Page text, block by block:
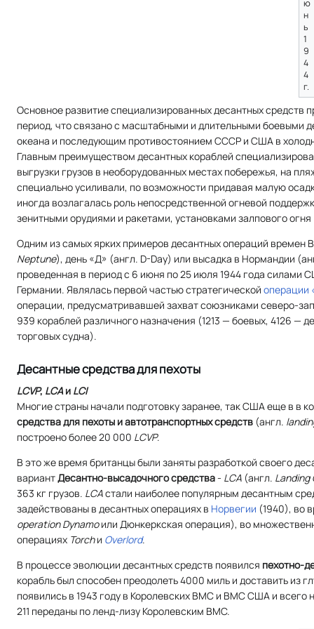
ю
н
ь
1
9
4
4
г.
Основное развитие специализированных десантных средств
период, что связано с масштабными и длительными боевыми
океана и последующим противостоянием СССР и США в
Главным преимуществом десантных кораблей
выгрузки грузов в необорудованных местах побережья, на
специально усиливали, по возможности придавая малую
иногда возлагалась роль непосредственной огневой
зенитными орудиями и ракетами, установками залпового
Одним из самых ярких примеров десантных операций времен
Neptune), день «Д» (англ. D-Day) или высадка в Нормандии (
проведенная в период с 6 июня по 25 июля 1944 года силами
Германии. Являлась первой частью стратегической операции
операции, предусматривавшей захват союзниками северо-
939 кораблей различного назначения (1213 — боевых, 4126 —
торговых судна).
Десантные средства для пехоты
LCVP, LCA и LCI
Многие страны начали подготовку заранее, так США еще в в
средства для пехоты и автотранспортных средств (англ.
построено более 20 000 LCVP.
В это же время британцы были заняты разработкой своего
вариантДесантно-высадочного средства- LCA (англ.
363 кг грузов. LCAстали наиболее популярным десантным
задействованы в десантных операциях в Норвегии (1940), во
operation Dynamoили Дюнкеркская операция), во
операциях Torchи Overlord.
В процессе эволюции десантных средств появился пехотно-
корабль был способен преодолеть 4000 миль и доставить из
появились в 1943 году в Королевских ВМС и ВМС США и
211 переданы по ленд-лизу Королевским ВМС.